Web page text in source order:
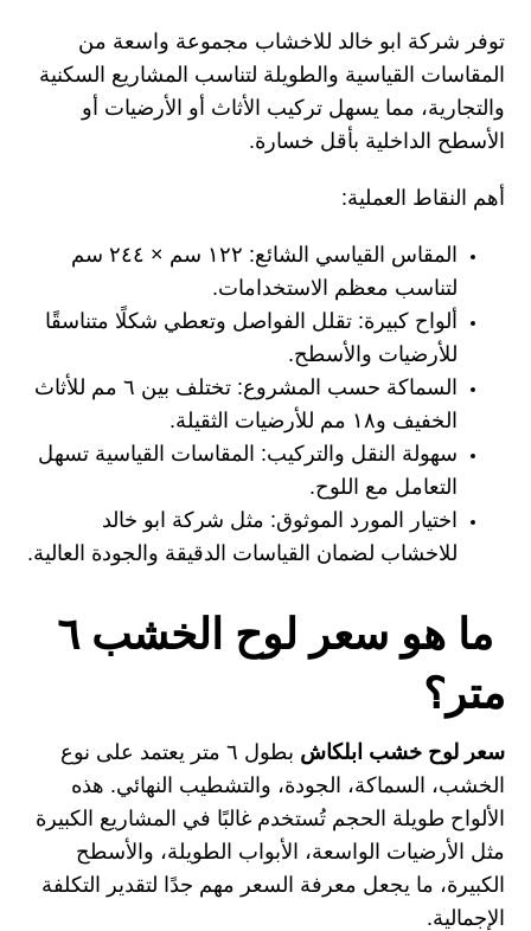
توفر شركة ابو خالد للاخشاب مجموعة واسعة من
المقاسات القياسية والطويلة لتناسب المشاريع السكنية
والتجارية، مما يسهل تركيب الأثاث أو الأرضيات أو
الأسطح الداخلية بأقل خسارة.
أهم النقاط العملية:
المقاس القياسي الشائع:
١٢٢ سم × ٢٤٤ سم
لتناسب معظم الاستخدامات.
ألواح كبيرة: تقلل الفواصل وتعطي شكلًا متناسقًا
للأرضيات والأسطح.
السماكة حسب المشروع:
تختلف بين ٦ مم للأثاث
الخفيف و١٨ مم للأرضيات الثقيلة.
سهولة النقل والتركيب: المقاسات القياسية تسهل
التعامل مع اللوح.
اختيار المورد الموثوق: مثل شركة ابو خالد
للاخشاب لضمان القياسات الدقيقة والجودة العالية.
ما هو سعر لوح الخشب ٦
متر؟
سعر لوح خشب ابلكاش
بطول ٦ متر يعتمد على نوع
الخشب، السماكة، الجودة، والتشطيب النهائي. هذه
الألواح طويلة الحجم تُستخدم غالبًا في المشاريع الكبيرة
مثل الأرضيات الواسعة، الأبواب الطويلة، والأسطح
الكبيرة، ما يجعل معرفة السعر مهم جدًا لتقدير التكلفة
الإجمالية.